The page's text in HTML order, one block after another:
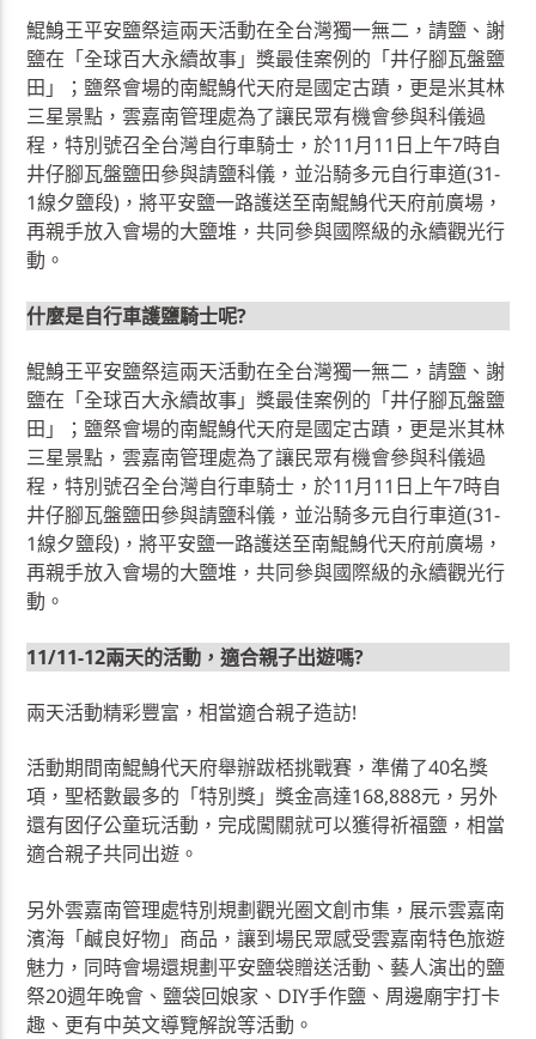
鯤鯓王平安鹽祭這兩天活動在全台灣獨一無二，請鹽、謝
鹽在「全球百大永續故事」獎最佳案例的「井仔腳瓦盤鹽
田」；鹽祭會場的南鯤鯓代天府是國定古蹟，更是米其林
三星景點，雲嘉南管理處為了讓民眾有機會參與科儀過
程，特別號召全台灣自行車騎士，於11月11日上午7時自
井仔腳瓦盤鹽田參與請鹽科儀，並沿騎多元自行車道(31-
1線夕鹽段)，將平安鹽一路護送至南鯤鯓代天府前廣場，
再親手放入會場的大鹽堆，共同參與國際級的永續觀光行
動。
什麼是自行車護鹽騎士呢?
鯤鯓王平安鹽祭這兩天活動在全台灣獨一無二，請鹽、謝
鹽在「全球百大永續故事」獎最佳案例的「井仔腳瓦盤鹽
田」；鹽祭會場的南鯤鯓代天府是國定古蹟，更是米其林
三星景點，雲嘉南管理處為了讓民眾有機會參與科儀過
程，特別號召全台灣自行車騎士，於11月11日上午7時自
井仔腳瓦盤鹽田參與請鹽科儀，並沿騎多元自行車道(31-
1線夕鹽段)，將平安鹽一路護送至南鯤鯓代天府前廣場，
再親手放入會場的大鹽堆，共同參與國際級的永續觀光行
動。
11/11-12兩天的活動，適合親子出遊嗎?
兩天活動精彩豐富，相當適合親子造訪!
活動期間南鯤鯓代天府舉辦跋桮挑戰賽，準備了40名獎
項，聖桮數最多的「特別獎」獎金高達168,888元，另外
還有囡仔公童玩活動，完成闖關就可以獲得祈福鹽，相當
適合親子共同出遊。
另外雲嘉南管理處特別規劃觀光圈文創市集，展示雲嘉南
濱海「鹹良好物」商品，讓到場民眾感受雲嘉南特色旅遊
魅力，同時會場還規劃平安鹽袋贈送活動、藝人演出的鹽
祭20週年晚會、鹽袋回娘家、DIY手作鹽、周邊廟宇打卡
趣、更有中英文導覽解說等活動。